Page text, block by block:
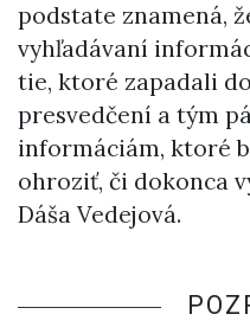
podstate znamená,
vyhľadávaní
tie, ktoré zapadali
presvedčení a tým
informáciám, ktoré
ohroziť, či dokonca
Dáša Vedejová.